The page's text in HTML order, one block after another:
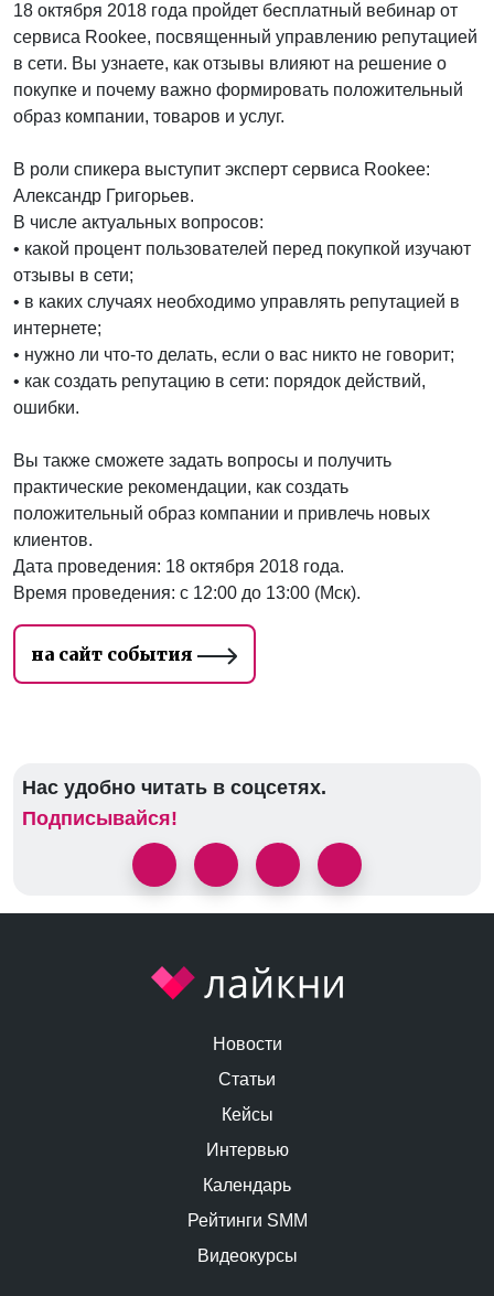
18 октября 2018 года пройдет бесплатный вебинар от
сервиса Rookee, посвященный управлению репутацией
в сети. Вы узнаете, как отзывы влияют на решение о
покупке и почему важно формировать положительный
образ компании, товаров и услуг.
В роли спикера выступит эксперт сервиса Rookee:
Александр Григорьев.
В числе актуальных вопросов:
• какой процент пользователей перед покупкой изучают
отзывы в сети;
• в каких случаях необходимо управлять репутацией в
интернете;
• нужно ли что-то делать, если о вас никто не говорит;
• как создать репутацию в сети: порядок действий,
ошибки.
Вы также сможете задать вопросы и получить
практические рекомендации, как создать
положительный образ компании и привлечь новых
клиентов.
Дата проведения: 18 октября 2018 года.
Время проведения: с 12:00 до 13:00 (Мск).
на сайт события
Нас удобно читать в соцсетях.
Подписывайся!
Новости
Статьи
Кейсы
Интервью
Календарь
Рейтинги SMM
Видеокурсы